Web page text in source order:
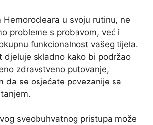
Hemorocleara u svoju rutinu, ne
probleme s probavom, već i
funkcionalnost vašeg tijela.
djeluje skladno kako bi podržao
zdravstveno putovanje,
da se osjećate povezanije sa
sveobuhvatnog pristupa može